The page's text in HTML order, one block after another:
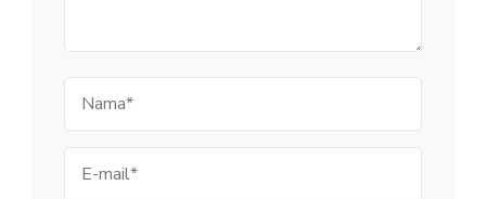
mail